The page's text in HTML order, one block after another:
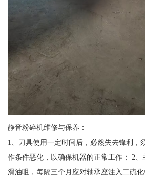
静音粉碎机维修与保养：
1、刀具使用一定时间后，必然失去锋利，
作条件恶化，以确保机器的正常工作； 2
滑油咀，每隔三个月应对轴承座注入二硫